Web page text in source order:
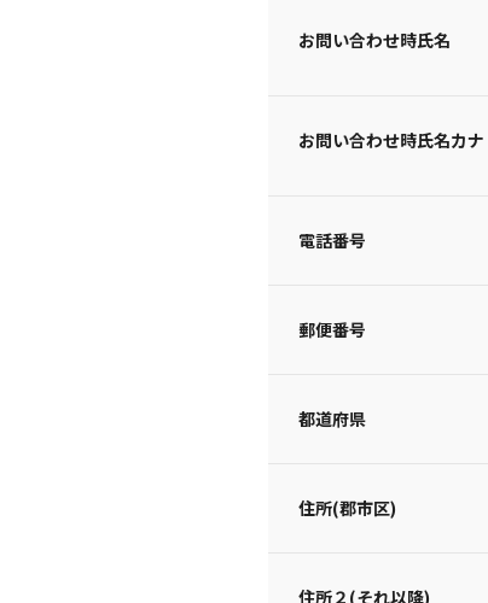
お問い合わせ時氏名
お問い合わせ時氏名カナ
電話番号
郵便番号
都道府県
住所(郡市区)
住所２(それ以降)